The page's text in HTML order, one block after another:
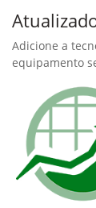
Adicione a
equipamento